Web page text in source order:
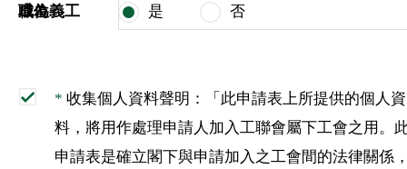
職位
成為義工 是 否
* 收集個人資料聲明：「此申請表上所提供的個人資
料，將用作處理申請人加入工聯會屬下工會之用。
申請表是確立閣下與申請加入之工會間的法律關係